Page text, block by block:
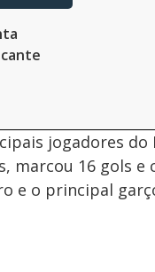
jogadores
marcou 16 gols
e o principal